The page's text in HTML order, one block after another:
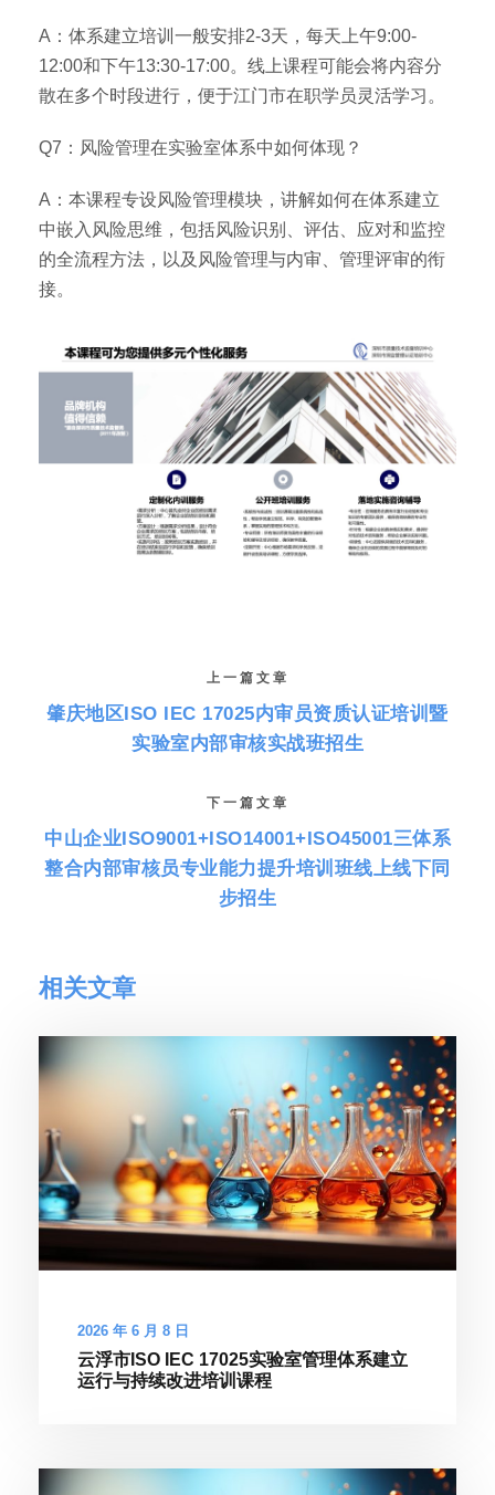
A：体系建立培训一般安排2-3天，每天上午9:00-
12:00和下午13:30-17:00。线上课程可能会将内容分
散在多个时段进行，便于江门市在职学员灵活学习。
Q7：风险管理在实验室体系中如何体现？
A：本课程专设风险管理模块，讲解如何在体系建立
中嵌入风险思维，包括风险识别、评估、应对和监控
的全流程方法，以及风险管理与内审、管理评审的衔
接。
上一篇文章
肇庆地区ISO IEC 17025内审员资质认证培训暨
实验室内部审核实战班招生
下一篇文章
中山企业ISO9001+ISO14001+ISO45001三体系
整合内部审核员专业能力提升培训班线上线下同
步招生
相关文章
2026 年 6 月 8 日
云浮市ISO IEC 17025实验室管理体系建立
运行与持续改进培训课程